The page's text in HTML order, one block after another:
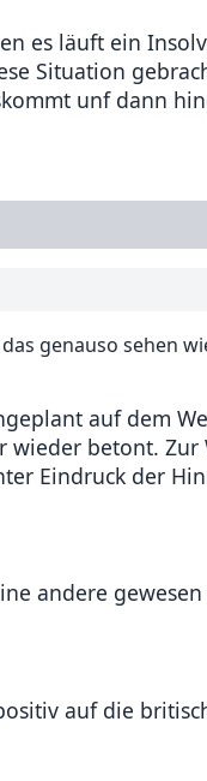
es läuft ein
Situation
unf dann
genauso sehen
auf dem
wieder betont.
Eindruck der
andere
auf die